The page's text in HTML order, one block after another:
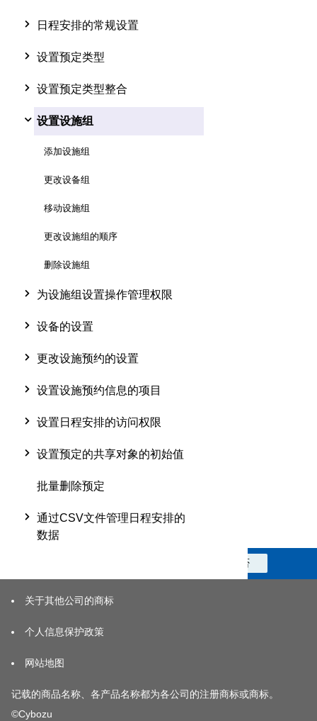
日程安排的常规设置
设置预定类型
设置预定类型整合
设置设施组
添加设施组
更改设备组
移动设施组
更改设施组的顺序
删除设施组
为设施组设置操作管理权限
设备的设置
更改设施预约的设置
设置设施预约信息的项目
设置日程安排的访问权限
设置预定的共享对象的初始值
批量删除预定
通过CSV文件管理日程安排的
数据
否
关于其他公司的商标
个人信息保护政策
网站地图
记载的商品名称、各产品名称都为各公司的注册商标或商标。
©Cybozu